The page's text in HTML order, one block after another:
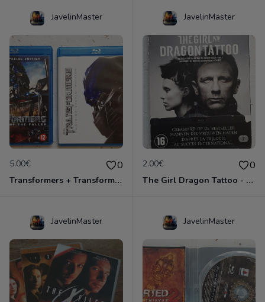
JavelinMaster
5.00€ 0
Transformers + Transformers 2 : La Revanche
JavelinMaster
2.00€ 0
The Girl Dragon Tattoo - Blu-Ray
JavelinMaster JavelinMaster